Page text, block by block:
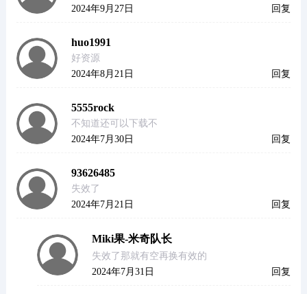
2024年9月27日
回复
huo1991
好资源
2024年8月21日
回复
5555rock
不知道还可以下载不
2024年7月30日
回复
93626485
失效了
2024年7月21日
回复
Miki果-米奇队长
失效了那就有空再换有效的
2024年7月31日
回复